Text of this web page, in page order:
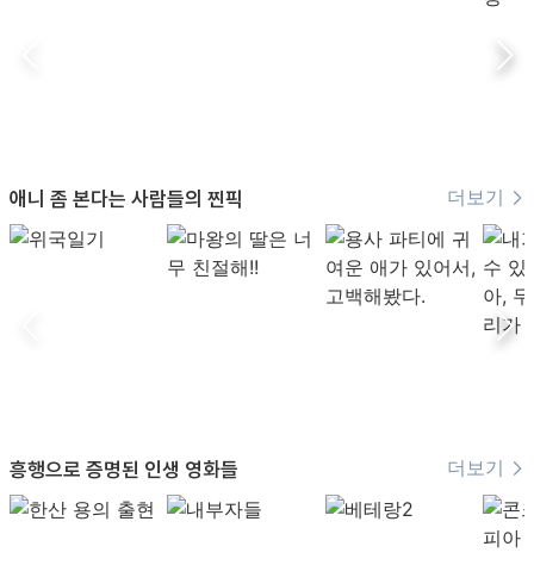
애니 좀 본다는 사람들의 찐픽 더보기
흥행으로 증명된 인생 영화들 더보기